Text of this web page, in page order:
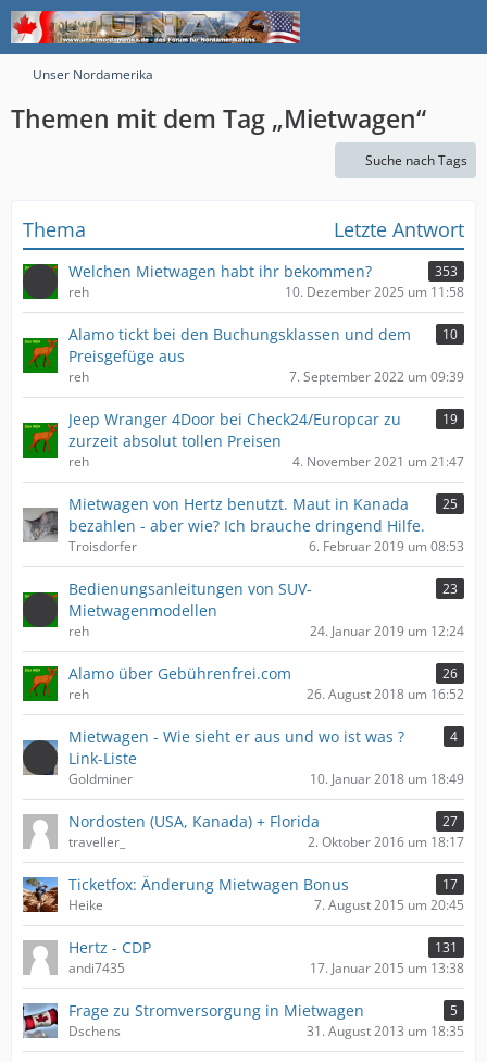
Unser Nordamerika
Themen mit dem Tag „Mietwagen“
Suche nach Tags
Thema Letzte Antwort
Welchen Mietwagen habt ihr bekommen?
353
reh
10. Dezember 2025 um 11:58
Alamo tickt bei den Buchungsklassen und dem
Preisgefüge aus
10
reh 7. September 2022 um 09:39
Jeep Wranger 4Door bei Check24/Europcar zu
zurzeit absolut tollen Preisen
19
reh 4. November 2021 um 21:47
Mietwagen von Hertz benutzt. Maut in Kanada
bezahlen - aber wie? Ich brauche dringend Hilfe.
25
Troisdorfer 6. Februar 2019 um 08:53
Bedienungsanleitungen von SUV-
Mietwagenmodellen
23
reh 24. Januar 2019 um 12:24
Alamo über Gebührenfrei.com
26
reh
26. August 2018 um 16:52
Mietwagen - Wie sieht er aus und wo ist was ?
Link-Liste
4
Goldminer 10. Januar 2018 um 18:49
Nordosten (USA, Kanada) + Florida
27
traveller_
2. Oktober 2016 um 18:17
Ticketfox: Änderung Mietwagen Bonus
17
Heike
7. August 2015 um 20:45
Hertz - CDP
131
andi7435
17. Januar 2015 um 13:38
Frage zu Stromversorgung in Mietwagen
5
Dschens
31. August 2013 um 18:35